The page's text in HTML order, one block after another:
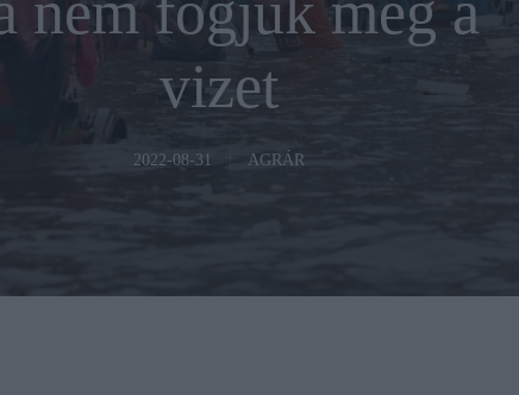
vizet
2022-08-31 AGRÁR